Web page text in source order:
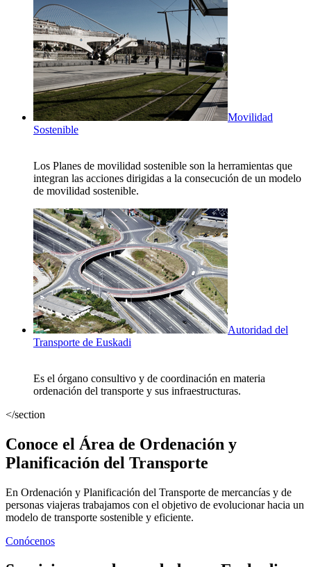
Movilidad
Sostenible
Los Planes de movilidad sostenible son la herramientas que
integran las acciones dirigidas a la consecución de un modelo
de movilidad sostenible.
Autoridad del
Transporte de Euskadi
Es el órgano consultivo y de coordinación en materia
ordenación del transporte y sus infraestructuras.
</section
Conoce el Área de Ordenación y
Planificación del Transporte
En Ordenación y Planificación del Transporte de mercancías y de
personas viajeras trabajamos con el objetivo de evolucionar hacia un
modelo de transporte sostenible y eficiente.
Conócenos